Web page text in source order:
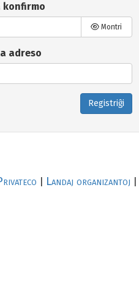
konfirmo
Montri
adreso
Registriĝi
Landaj organizantoj